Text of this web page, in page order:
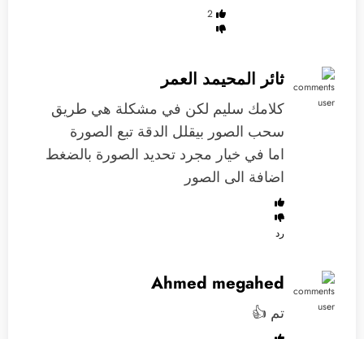
2
ثائر المحيمد العمر
كلامك سليم لكن في مشكلة هي طريق
سحب الصور بيقلل الدقة تبع الصورة
اما في خيار مجرد تحديد الصورة بالضغط
اضافة الى الصور
رد
Ahmed megahed
تم 👍